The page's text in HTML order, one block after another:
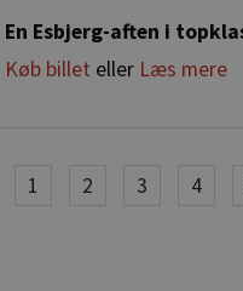
En Esbjerg-aften i
Køb billet eller Læs mere
1 2 3 4